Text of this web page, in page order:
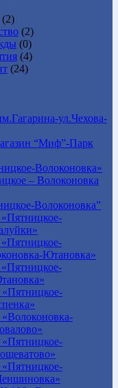
(2)
(2)
(0)
(4)
(24)
ул.Чехова-
“Миф”-Парк
Волоконовка»
– Волоконовка
Волоконовка”
Ютановка»